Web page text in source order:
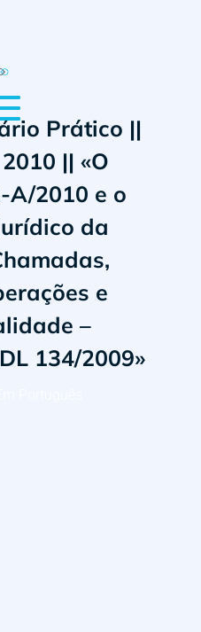
Prático ||
|| «O
A/2010 e o
da
e
–
134/2009»